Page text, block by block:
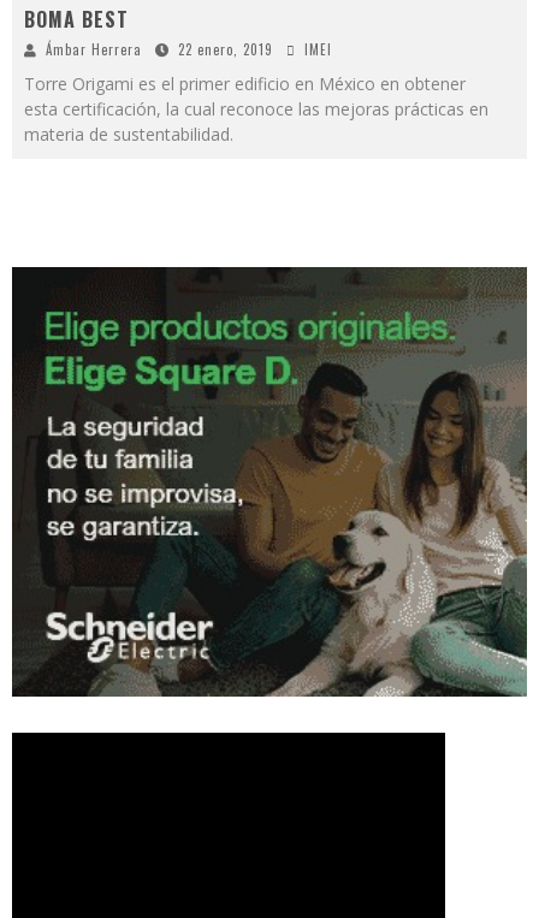
BOMA BEST
Ámbar Herrera 22 enero, 2019 IMEI
Torre Origami es el primer edificio en México en obtener
esta certificación, la cual reconoce las mejoras prácticas en
materia de sustentabilidad.